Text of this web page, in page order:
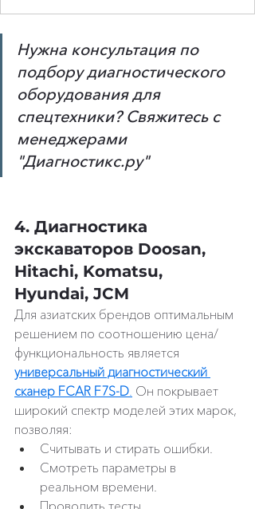
Нужна консультация по
подбору диагностического
оборудования для
спецтехники? Свяжитесь с
менеджерами
"Диагностикс.ру"
4. Диагностика
экскаваторов Doosan,
Hitachi, Komatsu,
Hyundai, JCM
Для азиатских брендов оптимальным
решением по соотношению цена/
функциональность является
универсальный диагностический
сканер FCAR F7S-D Он покрывает
широкий спектр моделей этих марок,
позволяя:
Считывать и стирать ошибки.
Смотреть параметры в
реальном времени.
Проводить тесты